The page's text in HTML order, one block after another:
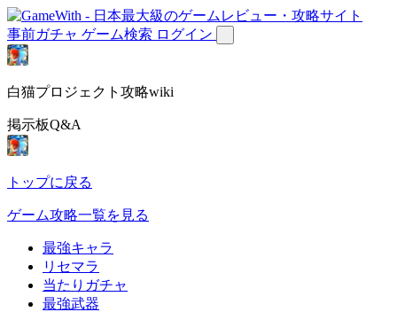
事前ガチャ ゲーム検索 ログイン
白猫プロジェクト攻略wiki
掲示板Q&A
トップに戻る
ゲーム攻略一覧を見る
最強キャラ
リセマラ
当たりガチャ
最強武器